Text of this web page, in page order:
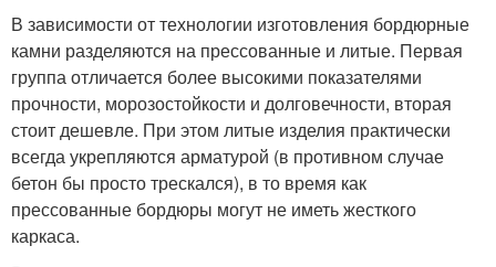
В зависимости от технологии изготовления бордюрные
камни разделяются на прессованные и литые. Первая
группа отличается более высокими показателями
прочности, морозостойкости и долговечности, вторая
стоит дешевле. При этом литые изделия практически
всегда укрепляются арматурой (в противном случае
бетон бы просто трескался), в то время как
прессованные бордюры могут не иметь жесткого
каркаса.